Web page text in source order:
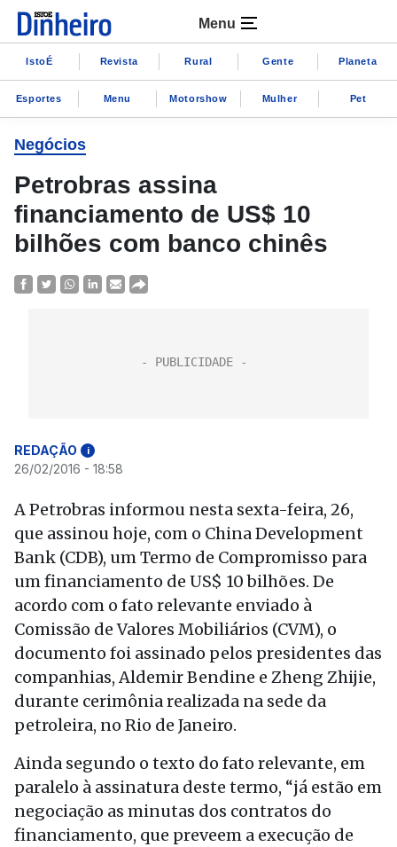
Menu
IstoÉ Revista Rural Gente Planeta
Esportes Menu Motorshow Mulher Pet
Negócios
Petrobras assina
financiamento de US$ 10
bilhões com banco chinês
REDAÇÃO i
26/02/2016 - 18:58
A Petrobras informou nesta sexta-feira, 26,
que assinou hoje, com o China Development
Bank (CDB), um Termo de Compromisso para
um financiamento de US$ 10 bilhões. De
acordo com o fato relevante enviado à
Comissão de Valores Mobiliários (CVM), o
documento foi assinado pelos presidentes das
companhias, Aldemir Bendine e Zheng Zhijie,
durante cerimônia realizada na sede da
petroleira, no Rio de Janeiro.
Ainda segundo o texto do fato relevante, em
paralelo à assinatura deste termo, “já estão em
negociação as minutas dos contratos do
financiamento, que preveem a execução de